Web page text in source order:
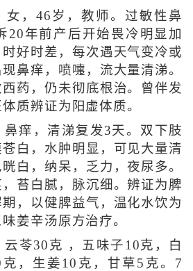
，46岁，教师。过敏性鼻
20年前产后开始畏冷明显加
好时差，每次遇天气变冷或
鼻痒，喷嚏，流大量清涕。
药，仍未彻底根治。曾伴发
质辨证为阳虚体质。
，清涕复发3天。双下肢
白，水肿明显，可见大量清
白，纳呆，乏力，夜尿多。
苔白腻，脉沉细。辨证为脾
，以健脾益气，温化水饮为
姜辛汤原方治疗。
30克 ，五味子10克，白
，生姜10克，甘草5克。7